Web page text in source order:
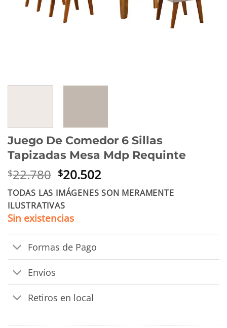
Juego De Comedor 6 Sillas
Tapizadas Mesa Mdp Requinte
$22.780 El
precio
original
era:
$22.780.
$20.502El
precio
actual
TODAS LAS IMÁGENES SON MERAMENTE
ILUSTRATIVAS
Sin existencias
Formas de Pago
Envíos
Retiros en local